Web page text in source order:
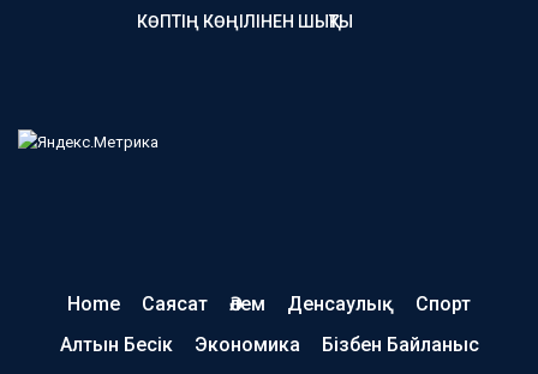
КӨПТІҢ КӨҢІЛІНЕН ШЫҚТЫ
Home Саясат Әлем Денсаулық
Спорт
Алтын Бесік
Экономика Бізбен Байланыс